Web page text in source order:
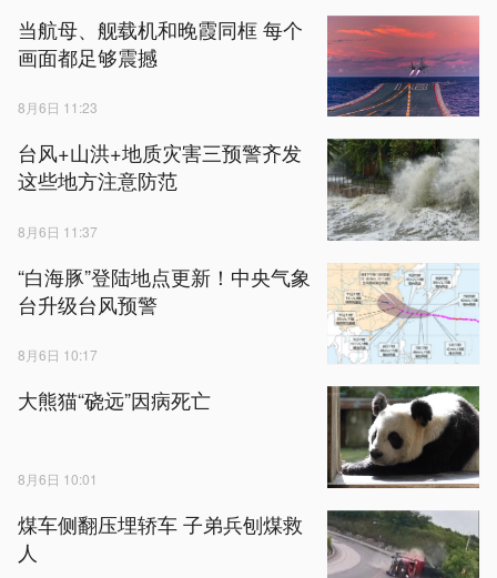
当航母、舰载机和晚霞同框 每个
画面都足够震撼
8月6日 11:23
台风+山洪+地质灾害三预警齐发
这些地方注意防范
8月6日 11:37
“白海豚”登陆地点更新！中央气象
台升级台风预警
8月6日 10:17
大熊猫“硗远”因病死亡
8月6日 10:01
煤车侧翻压埋轿车 子弟兵刨煤救
人